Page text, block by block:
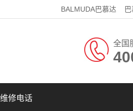
BALMUDA巴慕达
全国
修电话